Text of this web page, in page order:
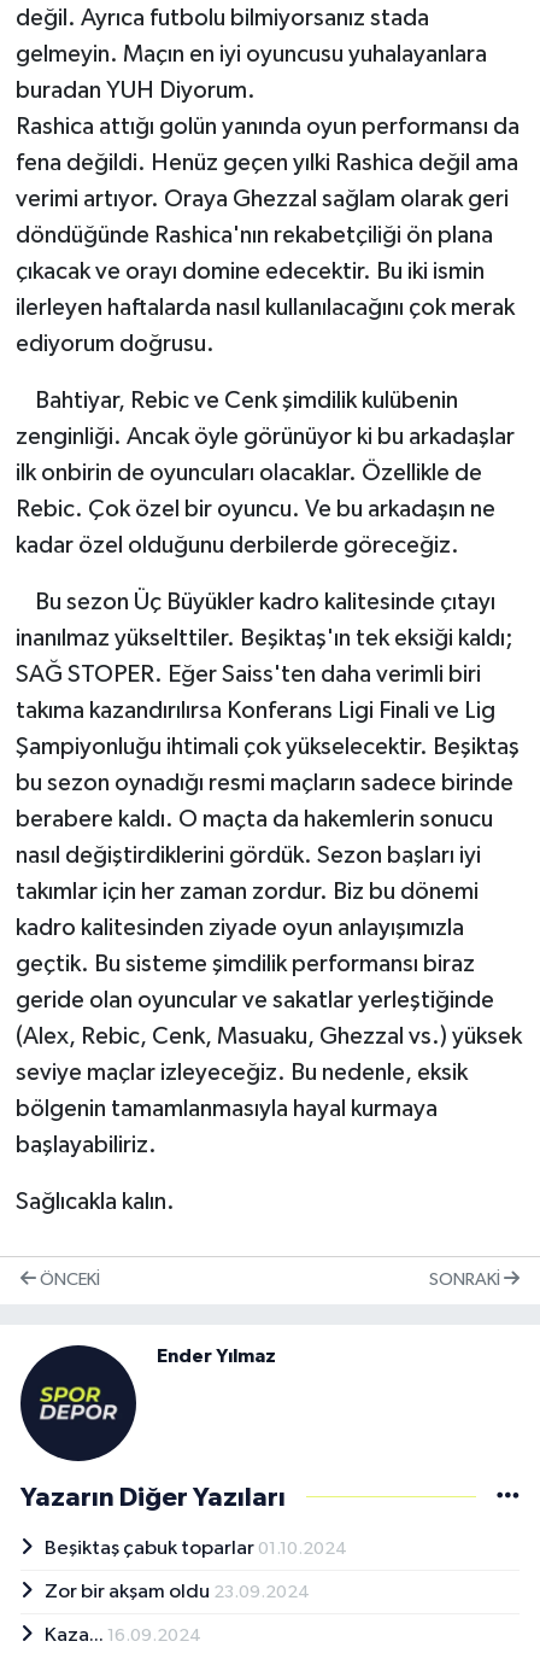
değil. Ayrıca futbolu bilmiyorsanız stada
gelmeyin. Maçın en iyi oyuncusu yuhalayanlara
buradan YUH Diyorum.
Rashica attığı golün yanında oyun performansı da
fena değildi. Henüz geçen yılki Rashica değil ama
verimi artıyor. Oraya Ghezzal sağlam olarak geri
döndüğünde Rashica'nın rekabetçiliği ön plana
çıkacak ve orayı domine edecektir. Bu iki ismin
ilerleyen haftalarda nasıl kullanılacağını çok merak
ediyorum doğrusu.
Bahtiyar, Rebic ve Cenk şimdilik kulübenin
zenginliği. Ancak öyle görünüyor ki bu arkadaşlar
ilk onbirin de oyuncuları olacaklar. Özellikle de
Rebic. Çok özel bir oyuncu. Ve bu arkadaşın ne
kadar özel olduğunu derbilerde göreceğiz.
Bu sezon Üç Büyükler kadro kalitesinde çıtayı
inanılmaz yükselttiler. Beşiktaş'ın tek eksiği kaldı;
SAĞ STOPER. Eğer Saiss'ten daha verimli biri
takıma kazandırılırsa Konferans Ligi Finali ve Lig
Şampiyonluğu ihtimali çok yükselecektir. Beşiktaş
bu sezon oynadığı resmi maçların sadece birinde
berabere kaldı. O maçta da hakemlerin sonucu
nasıl değiştirdiklerini gördük. Sezon başları iyi
takımlar için her zaman zordur. Biz bu dönemi
kadro kalitesinden ziyade oyun anlayışımızla
geçtik. Bu sisteme şimdilik performansı biraz
geride olan oyuncular ve sakatlar yerleştiğinde
(Alex, Rebic, Cenk, Masuaku, Ghezzal vs.) yüksek
seviye maçlar izleyeceğiz. Bu nedenle, eksik
bölgenin tamamlanmasıyla hayal kurmaya
başlayabiliriz.
Sağlıcakla kalın.
ÖNCEKI SONRAKI
Ender Yılmaz
Yazarın Diğer Yazıları
Beşiktaş çabuk toparlar 01.10.2024
Zor bir akşam oldu 23.09.2024
Kaza... 16.09.2024